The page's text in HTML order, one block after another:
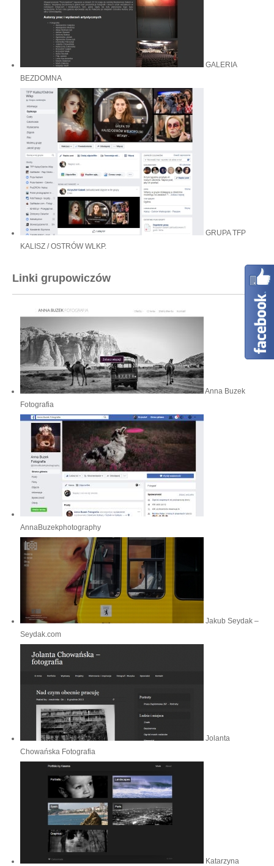
GALERIA
BEZDOMNA
GRUPA TFP
KALISZ / OSTRÓW WLKP.
Linki grupowiczów
Anna Buzek
Fotografia
AnnaBuzekphotography
Jakub Seydak –
Seydak.com
Jolanta
Chowańska Fotografia
Katarzyna